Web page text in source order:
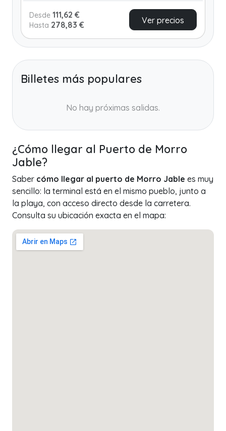
Desde 111,62 €
Hasta 278,83 € Ver precios
Billetes más populares
No hay próximas salidas.
¿Cómo llegar al Puerto de Morro
Jable?
Saber cómo llegar al puerto de Morro Jable es muy
sencillo: la terminal está en el mismo pueblo, junto a
la playa, con acceso directo desde la carretera.
Consulta su ubicación exacta en el mapa: